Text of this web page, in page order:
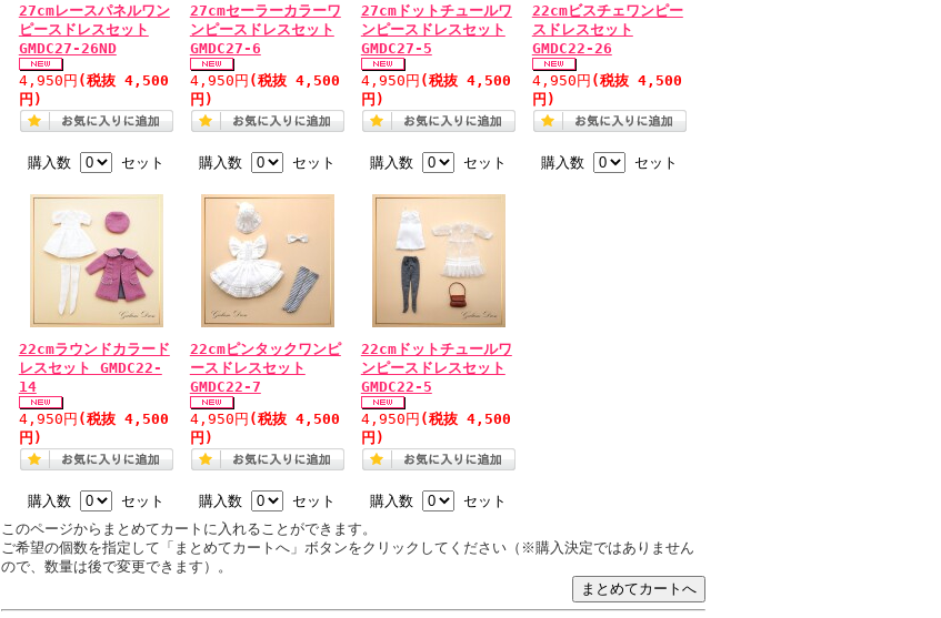
27cmレースパネルワン
ピースドレスセット
GMDC27-26ND
4,950円 (税抜 4,500
円)
購入数 セット
27cmセーラーカラーワ
ンピースドレスセット
GMDC27-6
4,950円 (税抜 4,500
円)
購入数 セット
27cmドットチュールワ
ンピースドレスセット
GMDC27-5
4,950円 (税抜 4,500
円)
購入数 セット
22cmビスチェワンピー
スドレスセット
GMDC22-26
4,950円 (税抜 4,500
円)
購入数 セット
22cmラウンドカラード
レスセット GMDC22-
14
4,950円 (税抜 4,500
円)
購入数 セット
22cmピンタックワンピ
ースドレスセット
GMDC22-7
4,950円 (税抜 4,500
円)
購入数 セット
22cmドットチュールワ
ンピースドレスセット
GMDC22-5
4,950円 (税抜 4,500
円)
購入数
セット
このページからまとめてカートに入れることができます。
ご希望の個数を指定して「まとめてカートへ」ボタンをクリックしてください（※購入決定ではありません
ので、数量は後で変更できます）。